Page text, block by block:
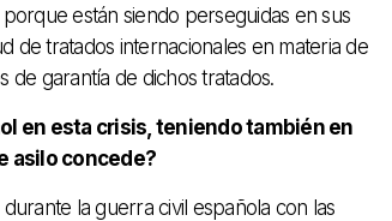
están siendo perseguidas en sus
de tratados internacionales en materia de
de garantía de dichos tratados.
en esta crisis, teniendo también en
asilo concede?
la guerra civil española con las